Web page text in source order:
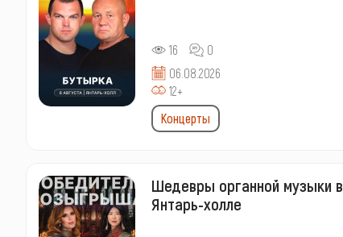
16
0
06.08.2026
12+
Концерты
Шедевры органной музыки в
Янтарь-холле